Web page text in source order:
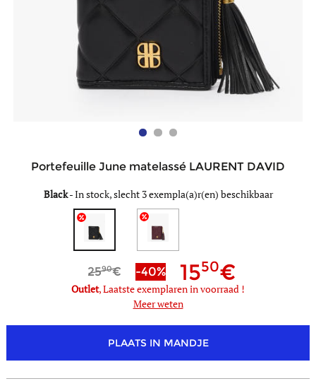
Portefeuille June matelassé LAURENT DAVID
Black-In stock, slecht 3 exempla(a)r(en) beschikbaar
2590 -40% 1550
Outlet, Laatste exemplaren in voorraad !
Meer weten
PLAATS IN MANDJE